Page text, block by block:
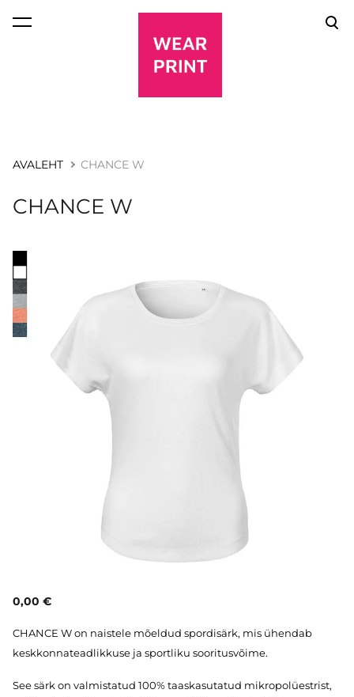
lisati ostukorvi.
AVALEHT CHANCE W
CHANCE W
0,00 €
CHANCE W on naistele mõeldud spordisärk, mis ühendab
keskkonnateadlikkuse ja sportliku sooritusvõime.
See särk on valmistatud 100% taaskasutatud mikropolüestrist,